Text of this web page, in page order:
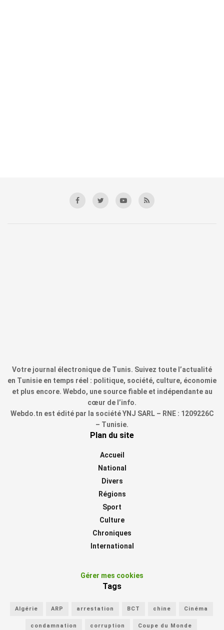
Votre journal électronique de Tunis. Suivez toute l’actualité
en Tunisie en temps réel : politique, société, culture, économie
et plus encore. Webdo, une source fiable et indépendante au
cœur de l’info.
Webdo.tn est édité par la société YNJ SARL – RNE : 1209226C
– Tunisie.
Plan du site
Accueil
National
Divers
Régions
Sport
Culture
Chroniques
International
Gérer mes cookies
Tags
Algérie ARP arrestation BCT chine Cinéma
condamnation corruption Coupe du Monde